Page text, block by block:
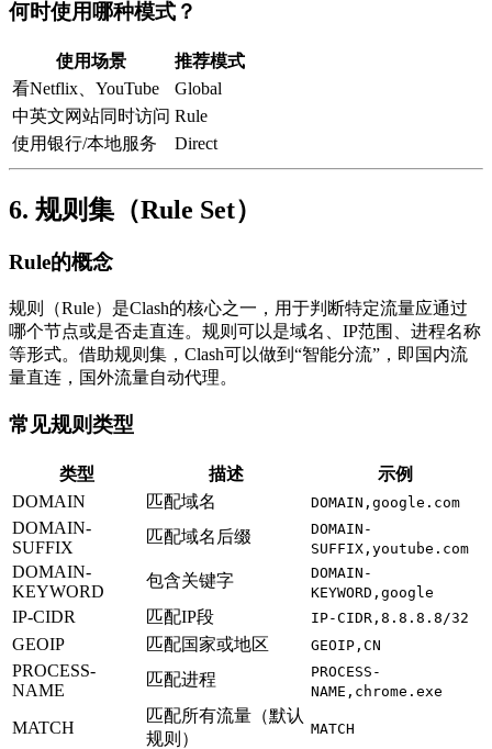
何时使用哪种模式？
使用场景
推荐模式
看Netflix、YouTube
Global
中英文网站同时访问 Rule
使用银行/本地服务
Direct
6. 规则集（Rule Set）
Rule的概念
规则（Rule）是Clash的核心之一，用于判断特定流量应通过
哪个节点或是否走直连。规则可以是域名、IP范围、进程名称
等形式。借助规则集，Clash可以做到“智能分流”，即国内流
量直连，国外流量自动代理。
常见规则类型
类型 描述
示例
DOMAIN
匹配域名 DOMAIN,google.com
DOMAIN-
SUFFIX
匹配域名后缀
DOMAIN-
SUFFIX,youtube.com
DOMAIN-
KEYWORD
包含关键字
DOMAIN-
KEYWORD,google
IP-CIDR 匹配IP段 IP-CIDR,8.8.8.8/32
GEOIP 匹配国家或地区 GEOIP,CN
PROCESS-
NAME
匹配进程
PROCESS-
NAME,chrome.exe
MATCH
匹配所有流量（默认
规则）
MATCH